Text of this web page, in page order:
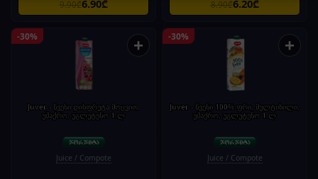
9.90₾6.90₾ 8.90₾6.20₾
-30% +
Juver - წვენი დისფრუტა მოცვით,
უშაქრო, უგლუტენო 1.ლ
Juice / Compote
-30% +
Juver - წვენი 100% ფრი, მულტიხილი,
უშაქრო, უგლუტენო 1.ლ
Juice / Compote